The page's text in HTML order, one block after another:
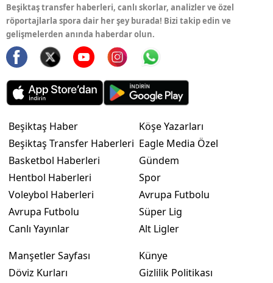
Beşiktaş transfer haberleri, canlı skorlar, analizler ve özel
röportajlarla spora dair her şey burada! Bizi takip edin ve
gelişmelerden anında haberdar olun.
Beşiktaş Haber
Beşiktaş Transfer Haberleri
Basketbol Haberleri
Hentbol Haberleri
Voleybol Haberleri
Avrupa Futbolu
Canlı Yayınlar
Köşe Yazarları
Eagle Media Özel
Gündem
Spor
Avrupa Futbolu
Süper Lig
Alt Ligler
Manşetler Sayfası
Döviz Kurları
Künye
Gizlilik Politikası